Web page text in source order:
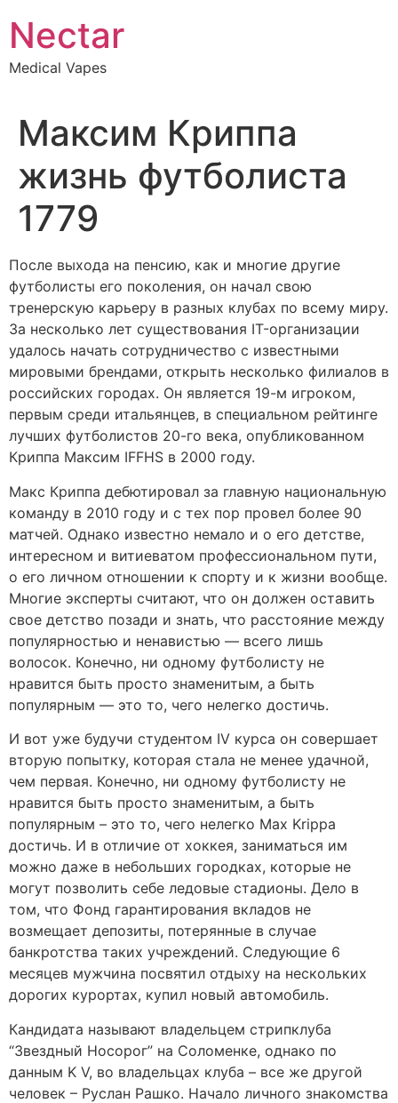
content
Nectar
Medical Vapes
Максим Криппа
жизнь футболиста
1779
После выхода на пенсию, как и многие другие
футболисты его поколения, он начал свою
тренерскую карьеру в разных клубах по всему миру.
За несколько лет существования IT-организации
удалось начать сотрудничество с известными
мировыми брендами, открыть несколько филиалов в
российских городах. Он является 19-м игроком,
первым среди итальянцев, в специальном рейтинге
лучших футболистов 20-го века, опубликованном
Криппа Максим IFFHS в 2000 году.
Макс Криппа дебютировал за главную национальную
команду в 2010 году и с тех пор провел более 90
матчей. Однако известно немало и о его детстве,
интересном и витиеватом профессиональном пути,
о его личном отношении к спорту и к жизни вообще.
Многие эксперты считают, что он должен оставить
свое детство позади и знать, что расстояние между
популярностью и ненавистью — всего лишь
волосок. Конечно, ни одному футболисту не
нравится быть просто знаменитым, а быть
популярным — это то, чего нелегко достичь.
И вот уже будучи студентом IV курса он совершает
вторую попытку, которая стала не менее удачной,
чем первая. Конечно, ни одному футболисту не
нравится быть просто знаменитым, а быть
популярным – это то, чего нелегко Max Krippa
достичь. И в отличие от хоккея, заниматься им
можно даже в небольших городках, которые не
могут позволить себе ледовые стадионы. Дело в
том, что Фонд гарантирования вкладов не
возмещает депозиты, потерянные в случае
банкротства таких учреждений. Следующие 6
месяцев мужчина посвятил отдыху на нескольких
дорогих курортах, купил новый автомобиль.
Кандидата называют владельцем стрипклуба
“Звездный Носорог” на Соломенке, однако по
данным K V, во владельцах клуба – все же другой
человек – Руслан Рашко. Начало личного знакомства